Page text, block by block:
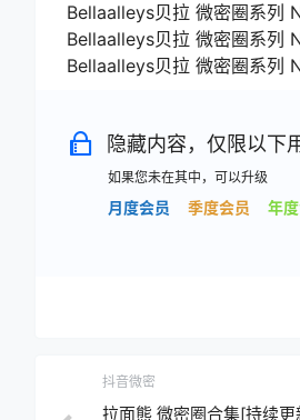
Bellaalleys贝拉 微密圈系列
Bellaalleys贝拉 微密圈系列
Bellaalleys贝拉 微密圈系列
隐藏内容，仅限以下
如果您未在其中，可以升级
月度会员 季度会员 年
抖音微密
拉面熊 微密圈合集[持续更